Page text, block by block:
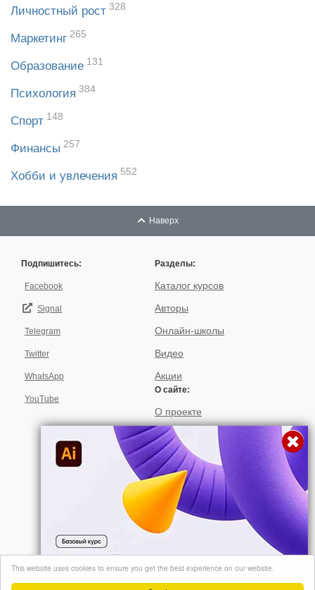
This website uses cookies to ensure you get the best experience on our website.
Личностный рост 328
Маркетинг 265
Образование 131
Психология 384
Спорт 148
Финансы 257
Хобби и увлечения 552
Наверх
Подпишитесь:
Facebook
Signal
Telegram
Twitter
WhatsApp
YouTube
Разделы:
Каталог курсов
Авторы
Онлайн-школы
Видео
Акции
О сайте:
О проекте
Для авторов
Договор пользования
Использование материалов
Подписка
© 2026, "video-kursi.net". Лучшие тренинги и курсы в одном месте. Все
права на материалы, находящиеся на сайте, охраняются в соответствии
с законодательством..
Перейти